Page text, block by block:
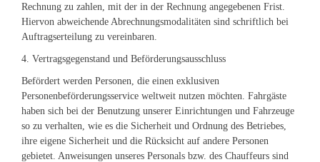
Rechnung zu zahlen, mit der in der Rechnung angegebenen Frist.
Hiervon abweichende Abrechnungsmodalitäten sind schriftlich bei
Auftragserteilung zu vereinbaren.
4. Vertragsgegenstand und Beförderungsausschluss
Befördert werden Personen, die einen exklusiven
Personenbeförderungsservice weltweit nutzen möchten. Fahrgäste
haben sich bei der Benutzung unserer Einrichtungen und Fahrzeuge
so zu verhalten, wie es die Sicherheit und Ordnung des Betriebes,
ihre eigene Sicherheit und die Rücksicht auf andere Personen
gebietet. Anweisungen unseres Personals bzw. des Chauffeurs sind